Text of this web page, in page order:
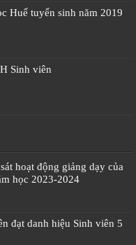
Huế tuyển sinh năm 2019
Sinh viên
hoạt động giảng dạy của
học 2023-2024
đạt danh hiệu Sinh viên 5